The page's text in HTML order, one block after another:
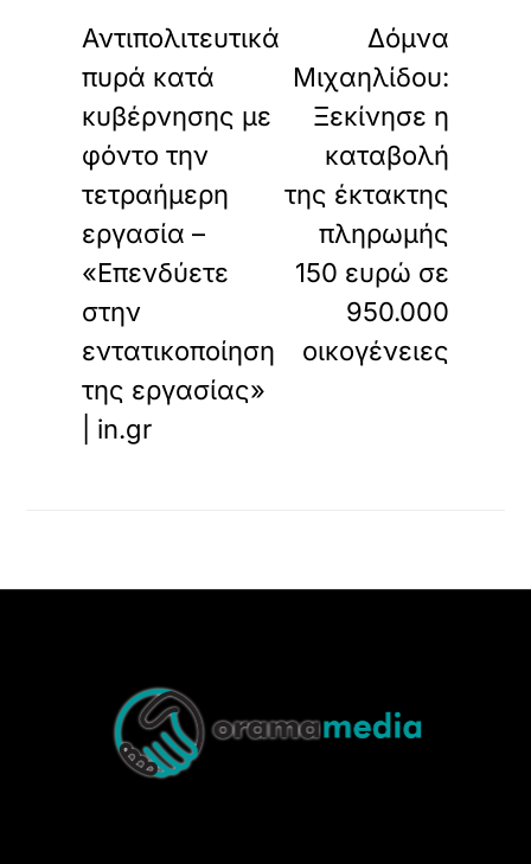
Αντιπολιτευτικά
πυρά κατά
κυβέρνησης με
φόντο την
τετραήμερη
εργασία –
«Επενδύετε
στην
εντατικοποίηση
της εργασίας»
| in.gr
Δόμνα
Μιχαηλίδου:
Ξεκίνησε η
καταβολή
της έκτακτης
πληρωμής
150 ευρώ σε
950.000
οικογένειες
Top